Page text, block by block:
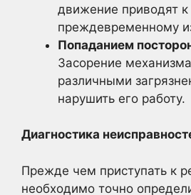
движение приводят к
преждевременному
Попаданием
Засорение
различными
нарушить его работу.
Диагностика
Прежде чем приступать к
необходимо точно